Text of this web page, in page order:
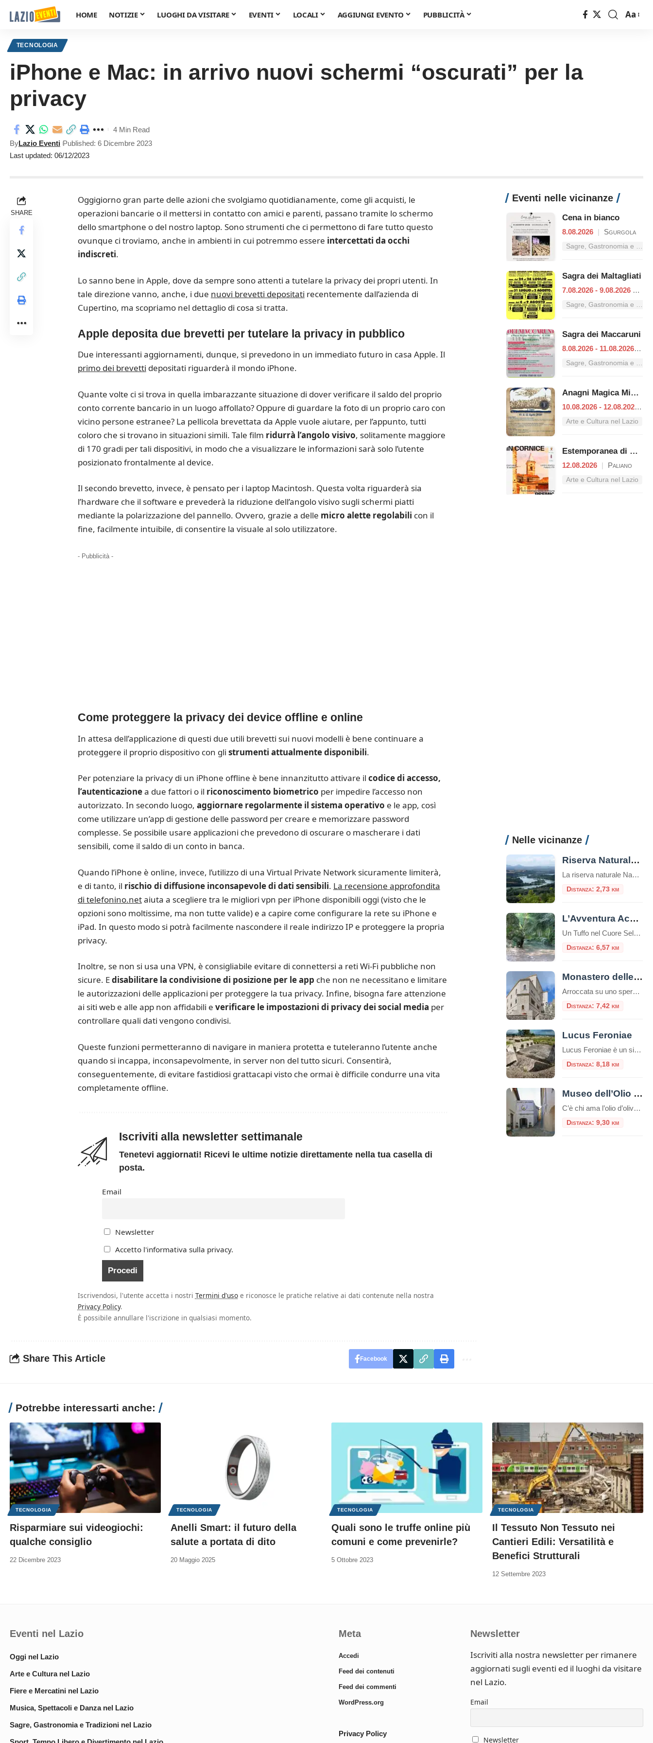
HOME NOTIZIE LUOGHI DA VISITARE EVENTI LOCALI AGGIUNGI EVENTO PUBBLICITÀ
Font
Aa
TECNOLOGIA
iPhone e Mac: in arrivo nuovi schermi “oscurati” per la
privacy
Last updated: 06/12/2023
ByLazio Eventi Published: 6 Dicembre 2023
4 Min Read
SHARE
Oggigiorno gran parte delle azioni che svolgiamo quotidianamente, come gli acquisti, le
operazioni bancarie o il mettersi in contatto con amici e parenti, passano tramite lo schermo
dello smartphone o del nostro laptop. Sono strumenti che ci permettono di fare tutto questo
ovunque ci troviamo, anche in ambienti in cui potremmo essere intercettati da occhi
indiscreti.
Lo sanno bene in Apple, dove da sempre sono attenti a tutelare la privacy dei propri utenti. In
tale direzione vanno, anche, i due nuovi brevetti depositati recentemente dall’azienda di
Cupertino, ma scopriamo nel dettaglio di cosa si tratta.
Apple deposita due brevetti per tutelare la privacy in pubblico
Due interessanti aggiornamenti, dunque, si prevedono in un immediato futuro in casa Apple. Il
primo dei brevetti depositati riguarderà il mondo iPhone.
Quante volte ci si trova in quella imbarazzante situazione di dover verificare il saldo del proprio
conto corrente bancario in un luogo affollato? Oppure di guardare la foto di un proprio caro con
vicino persone estranee? La pellicola brevettata da Apple vuole aiutare, per l’appunto, tutti
coloro che si trovano in situazioni simili. Tale film ridurrà l’angolo visivo, solitamente maggiore
di 170 gradi per tali dispositivi, in modo che a visualizzare le informazioni sarà solo l’utente
posizionato frontalmente al device.
Il secondo brevetto, invece, è pensato per i laptop Macintosh. Questa volta riguarderà sia
l’hardware che il software e prevederà la riduzione dell’angolo visivo sugli schermi piatti
mediante la polarizzazione del pannello. Ovvero, grazie a delle micro alette regolabili con il
fine, facilmente intuibile, di consentire la visuale al solo utilizzatore.
- Pubblicità -
Come proteggere la privacy dei device offline e online
In attesa dell’applicazione di questi due utili brevetti sui nuovi modelli è bene continuare a
proteggere il proprio dispositivo con gli strumenti attualmente disponibili.
Per potenziare la privacy di un iPhone offline è bene innanzitutto attivare il codice di accesso,
l’autenticazionea due fattori o il riconoscimento biometrico per impedire l’accesso non
autorizzato. In secondo luogo, aggiornare regolarmente il sistema operativo e le app, così
come utilizzare un’app di gestione delle password per creare e memorizzare password
complesse. Se possibile usare applicazioni che prevedono di oscurare o mascherare i dati
sensibili, come il saldo di un conto in banca.
Quando l’iPhone è online, invece, l’utilizzo di una Virtual Private Network sicuramente limiterà,
e di tanto, il rischio di diffusione inconsapevole di dati sensibili. La recensione approfondita
di telefonino.netaiuta a scegliere tra le migliori vpn per iPhone disponibili oggi (visto che le
opzioni sono moltissime, ma non tutte valide) e a capire come configurare la rete su iPhone e
iPad. In questo modo si potrà facilmente nascondere il reale indirizzo IP e proteggere la propria
privacy.
Inoltre, se non si usa una VPN, è consigliabile evitare di connettersi a reti Wi-Fi pubbliche non
sicure. Edisabilitare la condivisione di posizione per le app che non ne necessitano e limitare
le autorizzazioni delle applicazioni per proteggere la tua privacy. Infine, bisogna fare attenzione
ai siti web e alle app non affidabili e verificare le impostazioni di privacy dei social media per
controllare quali dati vengono condivisi.
Queste funzioni permetteranno di navigare in maniera protetta e tuteleranno l’utente anche
quando si incappa, inconsapevolmente, in server non del tutto sicuri. Consentirà,
conseguentemente, di evitare fastidiosi grattacapi visto che ormai è difficile condurre una vita
completamente offline.
Iscriviti alla newsletter settimanale
Tenetevi aggiornati! Ricevi le ultime notizie direttamente nella tua casella di
posta.
Email
Newsletter
Accetto l'informativa sulla privacy.
Iscrivendosi, l'utente accetta i nostri Termini d'usoe riconosce le pratiche relative ai dati contenute nella nostra
Privacy Policy.
È possibile annullare l'iscrizione in qualsiasi momento.
Share This Article Facebook
Eventi nelle vicinanze
Cena in bianco
8.08.2026 | Sgurgola
Sagre, Gastronomia e Tradizioni nel Lazio
Sagra dei Maltagliati
7.08.2026 - 9.08.2026 |
Sagre, Gastronomia e Tradizioni nel Lazio
Sagra dei Maccaruni
8.08.2026 - 11.08.2026
|
Sagre, Gastronomia e Tradizioni nel Lazio
Anagni Magica Misteriosa
10.08.2026 - 12.08.2026
Arte e Cultura nel Lazio
Estemporanea di Pittura – Premio "Giacomo Lisia"
12.08.2026 | Paliano
Arte e Cultura nel Lazio
Nelle vicinanze
Riserva Naturale Regionale Nazzano, Tevere – Farfa
La riserva naturale Nazzano Tevere-Farfa è un'area naturale protetta situata nei comuni di Nazzano, Torrita Tiberina, Montopoli di Sabina, in provincia di Roma.La riserva è stata la prima area naturale protetta istituita dalla Regione Lazio, nel 1
Distanza: 2,73 km
L’Avventura Acquatica de “I 30 Guadi sul Farfa”
Un Tuffo nel Cuore Selvaggio della Sabina Un’escursione che è un’immersione totale nella natura, un percorso avventuroso con i piedi costantemente a mollo nelle acque limpide di uno dei fiumi più affascinanti del Lazio. L’itinerario conosciuto come “I 30 Guadi sul Farfa” (o, più propriamente, “dei 30 Guadi”) offre un’esperienza unica e rigenerante, snodandosi da […]
Distanza: 6,57 km
Monastero delle Clarisse Eremite di Santa Maria della Provvidenza
Arroccata su uno sperone di roccia che domina la valle del Tevere, Fara in Sabina è un gioiello medievale della provincia di Rieti. Ma oltre i suoi vicoli pittoreschi e i panorami mozzafiato, il borgo custodisce un luogo dove il tempo sembra essersi fermato, un’isola di profonda spiritualità: il Monastero delle Clarisse Eremite di Santa […]
Distanza: 7,42 km
Lucus Feroniae
Lucus Feroniae è un sito archeologico collocato sull'antica via Tiberina vicino al casello autostradale della A1 Roma-Milano che sorge su una piattaforma di travertino, di origini molto antiche così come antichissime sono le origini del culto della d
Distanza: 8,18 km
Museo dell’Olio della Sabina
C’è chi ama l’olio d’oliva e chi non ne può fare a meno. Per tutti loro, c’è un posto speciale in cui andare: il Museo dell’Olio della Sabina. Immaginatevi un luogo antico, in cui gli antichi mestieri vengono ancora praticati con orgoglio. Un luogo dove si può apprendere la storia e la cultura di una […]
Distanza: 9,30 km
Potrebbe interessarti anche:
TECNOLOGIA
Risparmiare sui videogiochi:
qualche consiglio
22 Dicembre 2023
TECNOLOGIA
Anelli Smart: il futuro della
salute a portata di dito
20 Maggio 2025
TECNOLOGIA
Quali sono le truffe online più
comuni e come prevenirle?
5 Ottobre 2023
TECNOLOGIA
Il Tessuto Non Tessuto nei
Cantieri Edili: Versatilità e
Benefici Strutturali
12 Settembre 2023
Eventi nel Lazio
Oggi nel Lazio
Arte e Cultura nel Lazio
Fiere e Mercatini nel Lazio
Musica, Spettacoli e Danza nel Lazio
Sagre, Gastronomia e Tradizioni nel Lazio
Meta
Accedi
Feed dei contenuti
Feed dei commenti
WordPress.org
Privacy Policy
Newsletter
Iscriviti alla nostra newsletter per rimanere
aggiornati sugli eventi ed il luoghi da visitare
nel Lazio.
Email
Newsletter